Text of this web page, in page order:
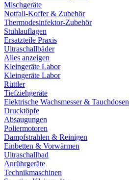
Mischgeräte
Notfall-Koffer & Zubehör
Thermodesinfektor-Zubehör
Stuhlauflagen
Ersatzteile Praxis
Ultraschallbäder
Alles anzeigen
Kleingeräte Labor
Kleingeräte Labor
Rüttler
Tiefziehgeräte
Elektrische Wachsmesser & Tauchdosen
Drucktöpfe
Absaugungen
Poliermotoren
Dampfstrahlen & Reinigen
Einbetten & Vorwärmen
Ultraschallbad
Anrührgeräte
Technikmaschinen